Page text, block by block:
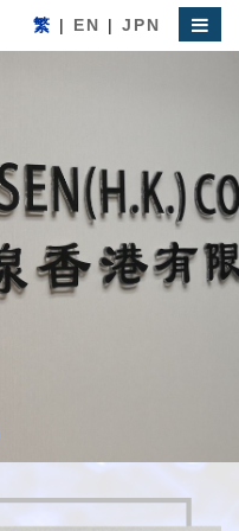
繁 | EN | JPN